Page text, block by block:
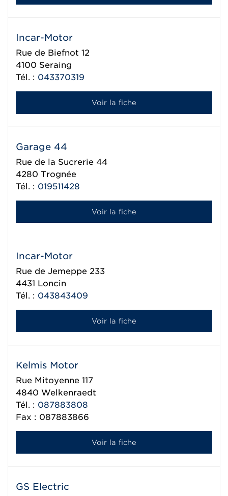
Incar-Motor
Rue de Biefnot 12
4100 Seraing
Tél. : 043370319
Voir la fiche
Garage 44
Rue de la Sucrerie 44
4280 Trognée
Tél. : 019511428
Voir la fiche
Incar-Motor
Rue de Jemeppe 233
4431 Loncin
Tél. : 043843409
Voir la fiche
Kelmis Motor
Rue Mitoyenne 117
4840 Welkenraedt
Tél. : 087883808
Fax : 087883866
Voir la fiche
GS Electric